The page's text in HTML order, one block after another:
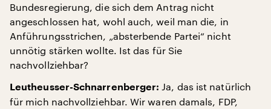
Bundesregierung, die sich dem Antrag nicht
angeschlossen hat, wohl auch, weil man die, in
Anführungsstrichen, „absterbende Partei“ nicht
unnötig stärken wollte. Ist das für Sie
nachvollziehbar?
Leutheusser-Schnarrenberger: Ja, das ist natürlich
für mich nachvollziehbar. Wir waren damals, FDP,